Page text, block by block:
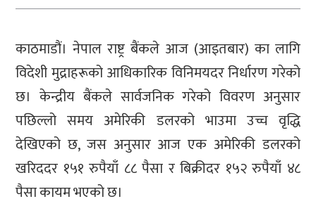
काठमाडौं। नेपाल राष्ट्र बैंकले आज (आइतबार) का लागि
विदेशी मुद्राहरूको आधिकारिक विनिमयदर निर्धारण गरेको
छ। केन्द्रीय बैंकले सार्वजनिक गरेको विवरण अनुसार
पछिल्लो समय अमेरिकी डलरको भाउमा उच्च वृद्धि
देखिएको छ, जस अनुसार आज एक अमेरिकी डलरको
खरिददर १५१ रुपैयाँ ८८ पैसा र बिक्रीदर १५२ रुपैयाँ ४८
पैसा कायम भएको छ।